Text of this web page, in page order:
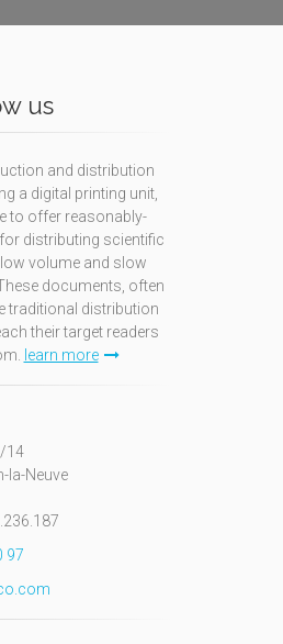
us
and distribution
a digital printing unit,
to offer reasonably-
distributing scientific
volume and slow
documents, often
traditional distribution
their target readers
learn more
14
la-Neuve
97